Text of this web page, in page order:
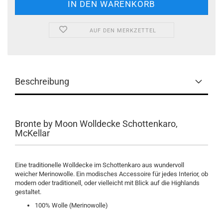
AUF DEN MERKZETTEL
Beschreibung
Bronte by Moon Wolldecke Schottenkaro,
McKellar
Eine traditionelle Wolldecke im Schottenkaro aus wundervoll
weicher Merinowolle. Ein modisches Accessoire für jedes Interior, ob
modern oder traditionell, oder vielleicht mit Blick auf die Highlands
gestaltet.
100% Wolle (Merinowolle)